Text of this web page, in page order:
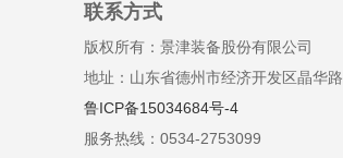
联系方式
版权所有：景津装备股份有限公司
地址：山东省德州市经济开发区晶华路
鲁ICP备15034684号-4
服务热线：0534-2753099